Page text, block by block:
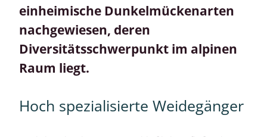
einheimische Dunkelmückenarten
nachgewiesen, deren
Diversitätsschwerpunkt im alpinen
Raum liegt.
Hoch spezialisierte Weidegänger